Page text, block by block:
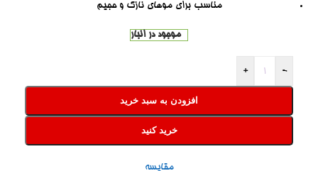
مناسب برای موهای نازک و حجیم
موجود در انبار
-
+
افزودن به سبد خرید
خرید کنید
مقایسه